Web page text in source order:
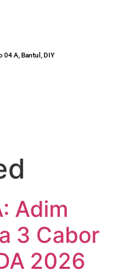
A, Bantul, DIY
Adim
3 Cabor
2026